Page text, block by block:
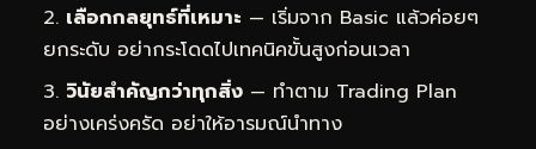
เลือกกลยุทธ์ที่เหมาะ — เริ่มจาก Basic แล้วค่อยๆ
ยกระดับ อย่ากระโดดไปเทคนิคขั้นสูงก่อนเวลา
วินัยสำคัญกว่าทุกสิ่ง — ทำตาม Trading Plan
อย่างเคร่งครัด อย่าให้อารมณ์นำทาง